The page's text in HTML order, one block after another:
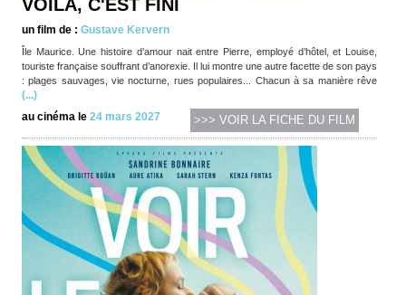
VOILÀ, C'EST FINI
un film de : Gustave Kervern
Île Maurice. Une histoire d’amour nait entre Pierre, employé d’hôtel, et Louise,
touriste française souffrant d’anorexie. Il lui montre une autre facette de son pays
: plages sauvages, vie nocturne, rues populaires... Chacun à sa manière rêve
(...)
au cinéma le 24 mars 2027 >>> VOIR LA FICHE DU FILM